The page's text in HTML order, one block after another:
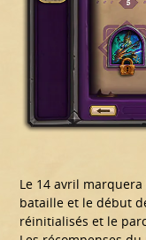
Le 14 avril
bataille et le début
réinitialisés et le